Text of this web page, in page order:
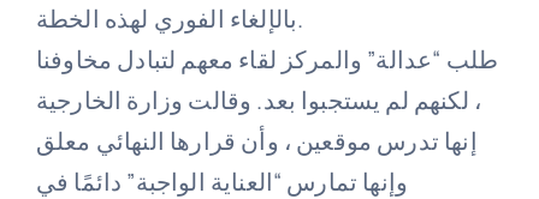
بالإلغاء الفوري لهذه الخطة.
طلب “عدالة” والمركز لقاء معهم لتبادل مخاوفنا
، لكنهم لم يستجبوا بعد. وقالت وزارة الخارجية
إنها تدرس موقعين ، وأن قرارها النهائي معلق
وإنها تمارس “العناية الواجبة” دائمًا في